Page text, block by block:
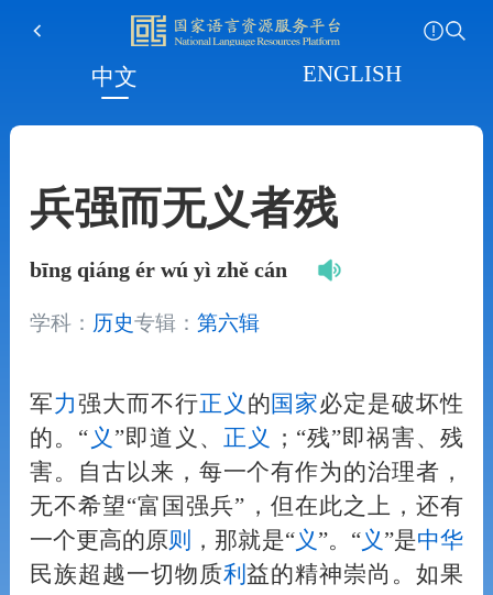
中文 ENGLISH
兵强而无义者残
bīng qiáng ér wú yì zhě cán
学科： 历史专辑： 第六辑
军力强大而不行正义 的 国家必定是破坏性
的。“ 义 ”即道义、 正义
；“残”即祸害、残
害。自古以来，每一个有作为的治理者，
无不希望“富国强兵”，但在此之上，还有
一个更高的原则 ，那就是“义 ”。“义 ”是中华
民族超越一切物质利益的精神崇尚。如果